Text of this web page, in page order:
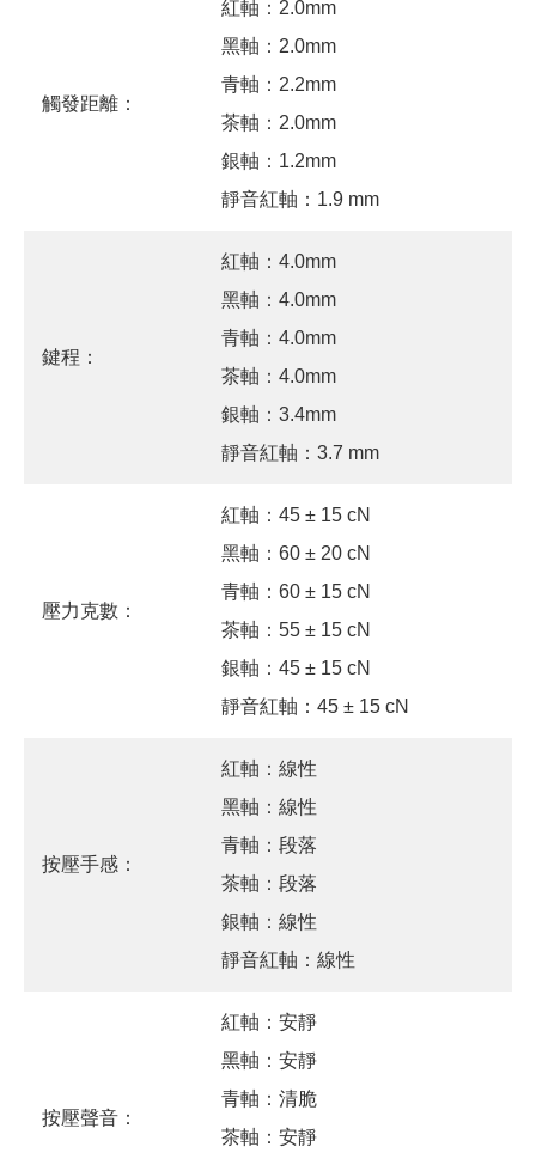
觸發距離：
紅軸：2.0mm
黑軸：2.0mm
青軸：2.2mm
茶軸：2.0mm
銀軸：1.2mm
靜音紅軸：1.9 mm
鍵程：
紅軸：4.0mm
黑軸：4.0mm
青軸：4.0mm
茶軸：4.0mm
銀軸：3.4mm
靜音紅軸：3.7 mm
壓力克數：
紅軸：45 ± 15 cN
黑軸：60 ± 20 cN
青軸：60 ± 15 cN
茶軸：55 ± 15 cN
銀軸：45 ± 15 cN
靜音紅軸：45 ± 15 cN
按壓手感：
紅軸：線性
黑軸：線性
青軸：段落
茶軸：段落
銀軸：線性
靜音紅軸：線性
按壓聲音：
紅軸：安靜
黑軸：安靜
青軸：清脆
茶軸：安靜